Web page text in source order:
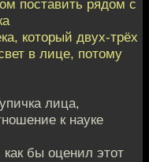
поставить рядом с
который двух-трёх
в лице, потому
лица,
к науке
бы оценил этот